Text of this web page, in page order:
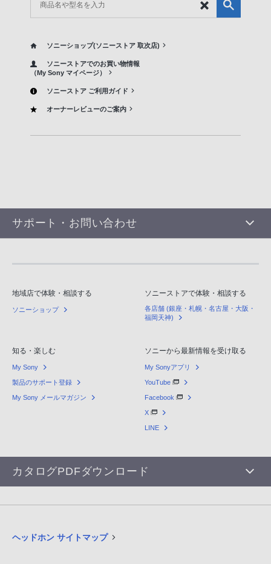
ソニーショップ(ソニーストア 取次店)
ソニーストアでのお買い物情報
（My Sony マイページ）
ソニーストア ご利用ガイド
オーナーレビューのご案内
サポート・お問い合わせ
地域店で体験・相談する
ソニーショップ
ソニーストアで体験・相談する
各店舗 (銀座・札幌・名古屋・大阪・
福岡天神)
知る・楽しむ
My Sony
製品のサポート登録
My Sony メールマガジン
ソニーから最新情報を受け取る
My Sonyアプリ
YouTube
Facebook
X
LINE
カタログPDFダウンロード
ヘッドホン サイトマップ